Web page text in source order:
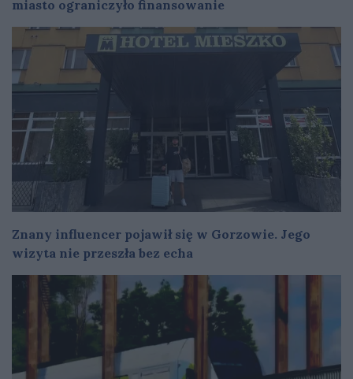
miasto ograniczyło finansowanie
Znany influencer pojawił się w Gorzowie. Jego
wizyta nie przeszła bez echa